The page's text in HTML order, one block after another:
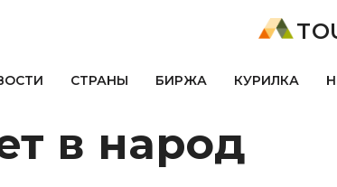
СТРАНЫ БИРЖА КУРИЛКА
в народ